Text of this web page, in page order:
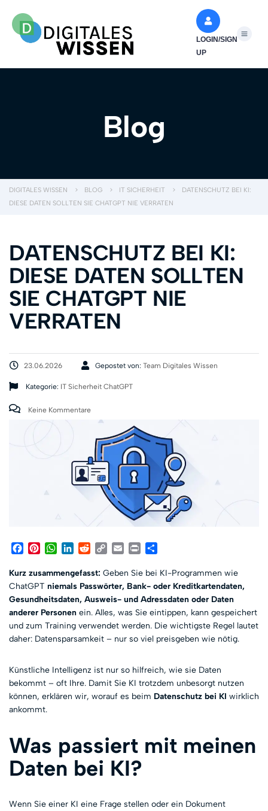
LOGIN/SIGN
UP
Blog
DIGITALES WISSEN > BLOG > IT SICHERHEIT >
DATENSCHUTZ BEI KI:
DIESE DATEN SOLLTEN SIE CHATGPT NIE VERRATEN
DATENSCHUTZ BEI KI:
DIESE DATEN SOLLTEN
SIE CHATGPT NIE
VERRATEN
23.06.2026 Gepostet von: Team Digitales Wissen
Kategorie: IT Sicherheit ChatGPT
Keine Kommentare
Facebook
PinterestWhatsApp
LinkedInRedditCopy EmailPrint
Kurz zusammengefasst: Geben Sie bei KI-Programmen wie
ChatGPT niemals Passwörter, Bank- oder Kreditkartendaten,
Gesundheitsdaten, Ausweis- und Adressdaten oder Daten
anderer Personen ein. Alles, was Sie eintippen, kann gespeichert
und zum Training verwendet werden. Die wichtigste Regel lautet
daher: Datensparsamkeit – nur so viel preisgeben wie nötig.
Künstliche Intelligenz ist nur so hilfreich, wie sie Daten
bekommt – oft Ihre. Damit Sie KI trotzdem unbesorgt nutzen
können, erklären wir, worauf es beim Datenschutz bei KI wirklich
ankommt.
Was passiert mit meinen
Daten bei KI?
Wenn Sie einer KI eine Frage stellen oder ein Dokument